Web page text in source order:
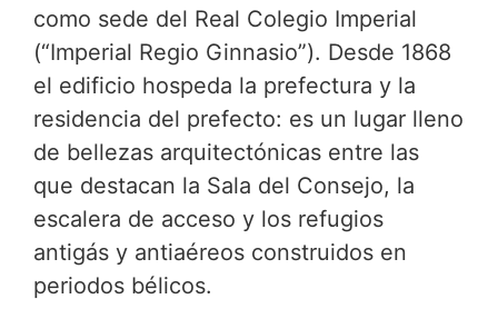
como sede del Real Colegio Imperial
(“Imperial Regio Ginnasio”). Desde 1868
el edificio hospeda la prefectura y la
residencia del prefecto: es un lugar lleno
de bellezas arquitectónicas entre las
que destacan la Sala del Consejo, la
escalera de acceso y los refugios
antigás y antiaéreos construidos en
periodos bélicos.